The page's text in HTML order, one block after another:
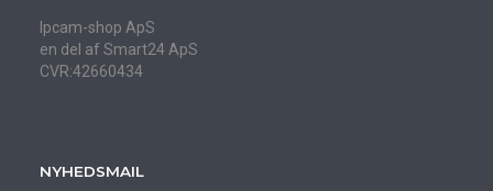
Ipcam-shop ApS
en del af Smart24 ApS
CVR:42660434
NYHEDSMAIL